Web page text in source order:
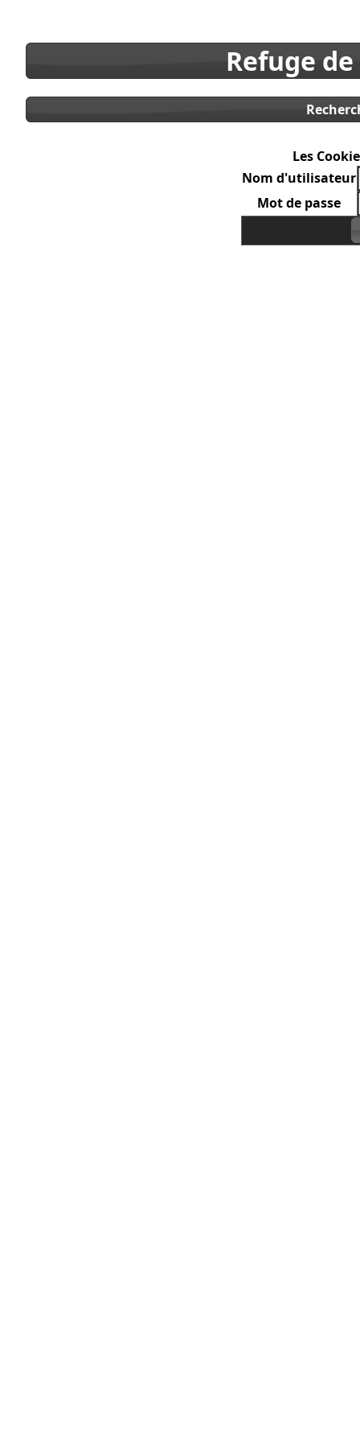
Refuge
Les
Nom d'utilisateur
Mot de passe